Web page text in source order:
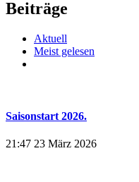
Beiträge
Aktuell
Meist gelesen
Saisonstart 2026.
21:47 23 März 2026